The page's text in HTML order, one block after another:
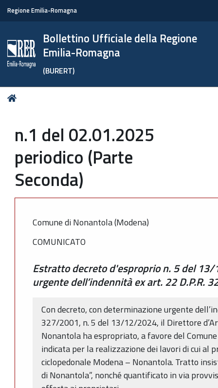
Regione Emilia-Romagna
Bollettino Ufficiale della Regione
Emilia-Romagna
(BURERT)
Tu
n.1 del 02.01.2025
periodico (Parte
Seconda)
Comune di Nonantola (Modena)
COMUNICATO
Estratto decreto d'esproprio n. 5 del
urgente dell’indennità ex art. 22 D.P.R.
Con decreto, con determinazione urgente
327/2001, n. 5 del 13/12/2024, il Direttore
Nonantola ha espropriato, a favore del
indicata per la realizzazione dei lavori di cui al
ciclopedonale Modena – Nonantola. Tratto
di Nonantola”, nonché quantificato in via